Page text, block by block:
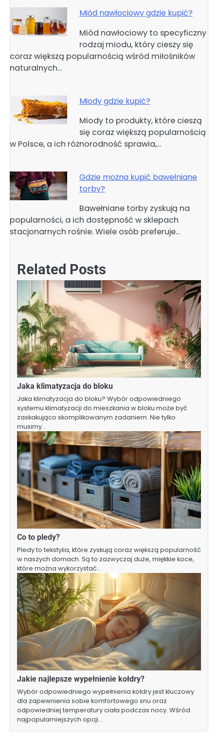
Miód nawłociowy gdzie kupić?
Miód nawłociowy to specyficzny
rodzaj miodu, który cieszy się
coraz większą popularnością wśród miłośników
naturalnych…
Miody gdzie kupić?
Miody to produkty, które cieszą
się coraz większą popularnością
w Polsce, a ich różnorodność sprawia,…
Gdzie można kupić bawełniane
torby?
Bawełniane torby zyskują na
popularności, a ich dostępność w sklepach
stacjonarnych rośnie. Wiele osób preferuje…
Related Posts
Jaka klimatyzacja do bloku
Jaka klimatyzacja do bloku? Wybór odpowiedniego
systemu klimatyzacji do mieszkania w bloku może być
zaskakująco skomplikowanym zadaniem. Nie tylko
musimy…
Co to pledy?
Pledy to tekstylia, które zyskują coraz większą popularność
w naszych domach. Są to zazwyczaj duże, miękkie koce,
które można wykorzystać…
Jakie najlepsze wypełnienie kołdry?
Wybór odpowiedniego wypełnienia kołdry jest kluczowy
dla zapewnienia sobie komfortowego snu oraz
odpowiedniej temperatury ciała podczas nocy. Wśród
najpopularniejszych opcji…